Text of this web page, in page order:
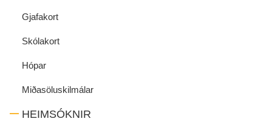
Gjafakort
Skólakort
Hópar
Miðasöluskilmálar
HEIMSÓKNIR